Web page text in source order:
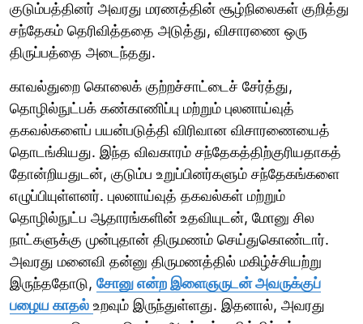
குடும்பத்தினர் அவரது மரணத்தின் சூழ்நிலைகள் குறித்து
சந்தேகம் தெரிவித்ததை அடுத்து, விசாரணை ஒரு
திருப்பத்தை அடைந்தது.
காவல்துறை கொலைக் குற்றச்சாட்டைச் சேர்த்து,
தொழில்நுட்பக் கண்காணிப்பு மற்றும் புலனாய்வுத்
தகவல்களைப் பயன்படுத்தி விரிவான விசாரணையைத்
தொடங்கியது. இந்த விவகாரம் சந்தேகத்திற்குரியதாகத்
தோன்றியதுடன், குடும்ப உறுப்பினர்களும் சந்தேகங்களை
எழுப்பியுள்ளனர். புலனாய்வுத் தகவல்கள் மற்றும்
தொழில்நுட்ப ஆதாரங்களின் உதவியுடன், மோனு சில
நாட்களுக்கு முன்புதான் திருமணம் செய்துகொண்டார்.
அவரது மனைவி தன்னு திருமணத்தில் மகிழ்ச்சியற்று
இருந்ததோடு, சோனு என்ற இளைஞருடன் அவருக்குப்
பழைய காதல் உறவும் இருந்துள்ளது. இதனால், அவரது